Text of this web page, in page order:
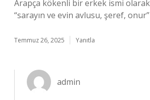
Arapça kökenli bir erkek ismi olarak
“sarayın ve evin avlusu, şeref,
Temmuz 26, 2025 Yanıtla
admin